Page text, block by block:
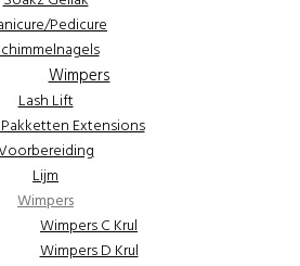
Pedicure
Wimpers
Lash Lift
Extensions
Lijm
Wimpers
Wimpers C Krul
Wimpers D Krul